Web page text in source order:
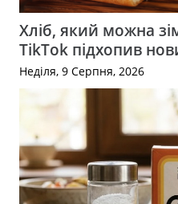
Хліб, який можна
TikTok підхопив
Неділя, 9 Серпня, 2026